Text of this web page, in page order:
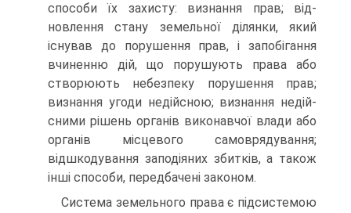
способи їх захисту: визнання прав; від­
новлення стану земельної ділянки, який
існував до порушення прав, і запобігання
вчиненню дій, що порушують права або
створюють не­безпеку порушення прав;
визнання угоди недійсною; визнання недій­
сними рішень органів виконавчої влади або
органів місцевого са­моврядування;
відшкодування заподіяних збитків, а також
інші спосо­би, передбачені законом.
Система земельного права є підсистемою